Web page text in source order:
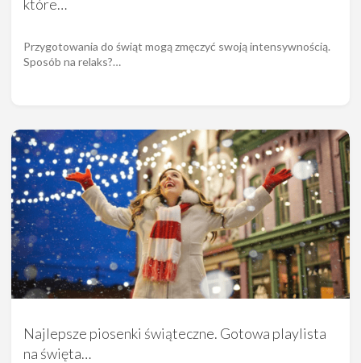
które…
Przygotowania do świąt mogą zmęczyć swoją intensywnością.
Sposób na relaks?…
Najlepsze piosenki świąteczne. Gotowa playlista
na święta…